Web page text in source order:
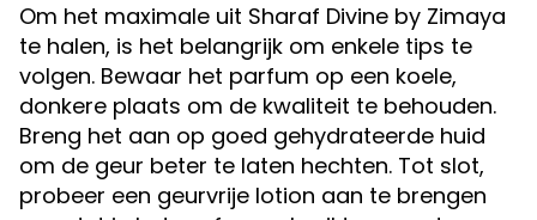
Om het maximale uit Sharaf Divine by Zimaya
te halen, is het belangrijk om enkele tips te
volgen. Bewaar het parfum op een koele,
donkere plaats om de kwaliteit te behouden.
Breng het aan op goed gehydrateerde huid
om de geur beter te laten hechten. Tot slot,
probeer een geurvrije lotion aan te brengen